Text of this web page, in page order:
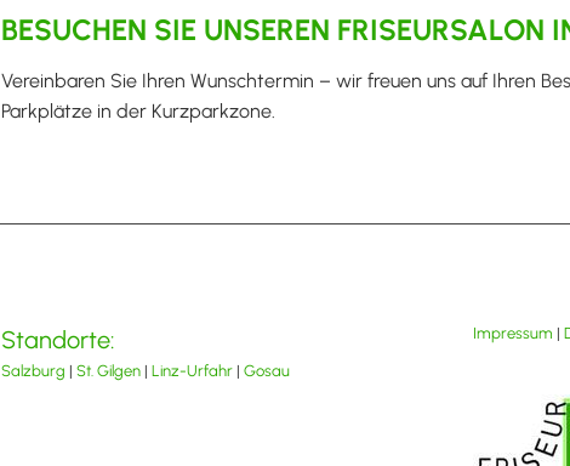
BESUCHEN SIE UNSEREN FRISEURSALON
Vereinbaren Sie Ihren Wunschtermin – wir freuen uns auf Ihren
Parkplätze in der Kurzparkzone.
Standorte:
Salzburg | St. Gilgen| Linz-Urfahr| Gosau
Impressum |